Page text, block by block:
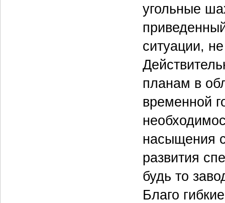
угольные
ситуации,
планам в
временной
насыщения
развития
будь то
Благо